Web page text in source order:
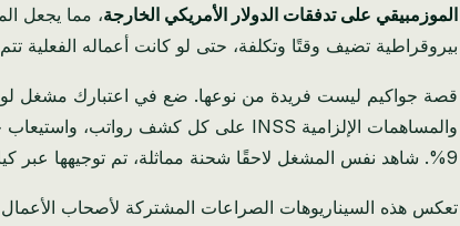
الموزمبيقي على تدفقات الدولار الأمريكي الخارجة، مما يجعل
بيروقراطية تضيف وقتًا وتكلفة، حتى لو كانت أعماله الفعلية تتم
9%. شاهد نفس المشغل لاحقًا شحنة مماثلة، تم توجيهها عبر كيان مسجل في البحرين، وتم تخليصها جمركيًا في الدمام وحققت هامش ربح بنسبة 27% مع عدم وجود ضريبة شركات وعدم تآكل للعملة.
تعكس هذه السيناريوهات الصراعات المشتركة لأصحاب الأعمال